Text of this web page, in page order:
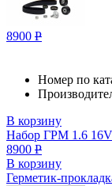
8900 Р
Номер по
В корзину
Набор ГРМ 1.6
8900 Р
В корзину
Герметик-